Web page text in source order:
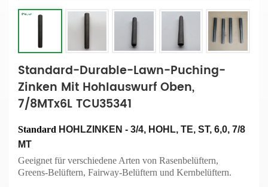
Standard-Durable-Lawn-Puching-
Zinken Mit Hohlauswurf Oben,
7/8MTx6L TCU35341
Standard HOHLZINKEN - 3/4, HOHL, TE, ST, 6,0, 7/8
MT
Geeignet für verschiedene Arten von Rasenbelüftern,
Greens-Belüftern, Fairway-Belüftern und Kernbelüftern.